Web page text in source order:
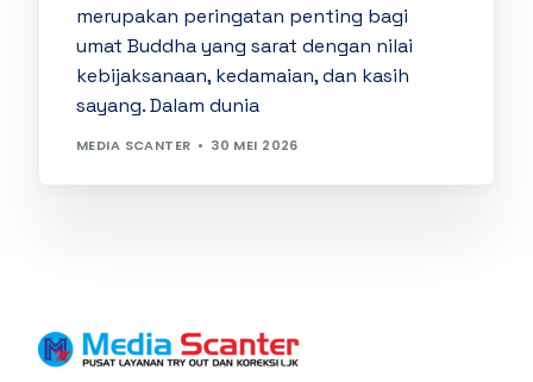
merupakan peringatan penting bagi
umat Buddha yang sarat dengan nilai
kebijaksanaan, kedamaian, dan kasih
sayang. Dalam dunia
MEDIA SCANTER 30 MEI 2026